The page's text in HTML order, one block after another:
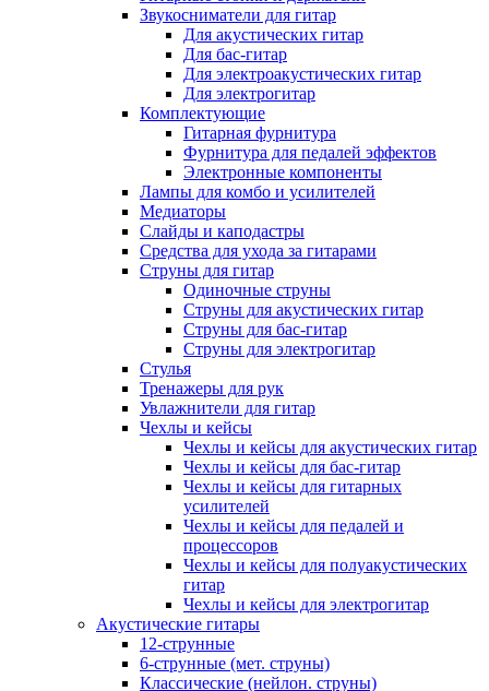
Звукосниматели для гитар
Для акустических гитар
Для бас-гитар
Для электроакустических гитар
Для электрогитар
Комплектующие
Гитарная фурнитура
Фурнитура для педалей эффектов
Электронные компоненты
Лампы для комбо и усилителей
Медиаторы
Слайды и каподастры
Средства для ухода за гитарами
Струны для гитар
Одиночные струны
Струны для акустических гитар
Струны для бас-гитар
Струны для электрогитар
Стулья
Тренажеры для рук
Увлажнители для гитар
Чехлы и кейсы
Чехлы и кейсы для акустических гитар
Чехлы и кейсы для бас-гитар
Чехлы и кейсы для гитарных
усилителей
Чехлы и кейсы для педалей и
процессоров
Чехлы и кейсы для полуакустических
гитар
Чехлы и кейсы для электрогитар
Акустические гитары
12-струнные
6-струнные (мет. струны)
Классические (нейлон. струны)